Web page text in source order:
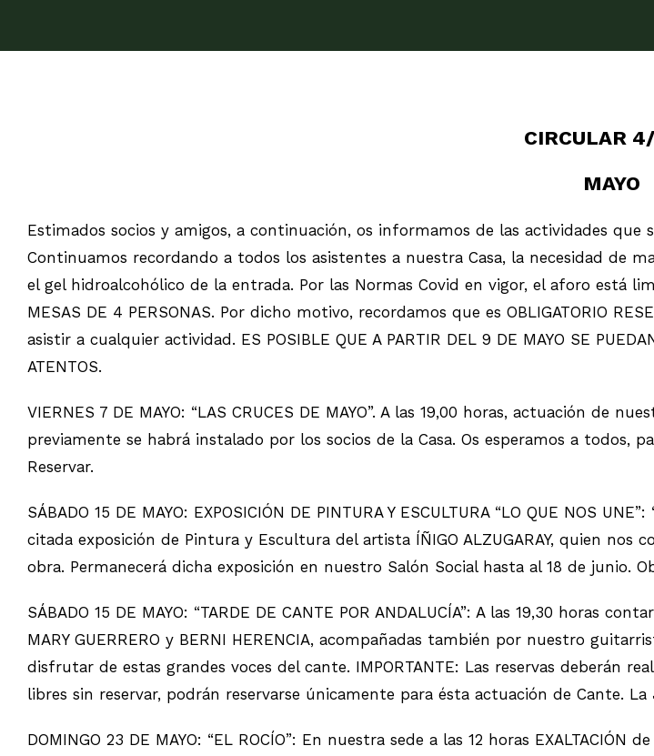
CIRCULAR
MAYO
Estimados socios y amigos, a continuación, os informamos de las actividades que
Continuamos recordando a todos los asistentes a nuestra Casa, la necesidad de
el gel hidroalcohólico de la entrada. Por las Normas Covid en vigor, el aforo está
MESAS DE 4 PERSONAS. Por dicho motivo, recordamos que es OBLIGATORIO
asistir a cualquier actividad. ES POSIBLE QUE A PARTIR DEL 9 DE MAYO SE
ATENTOS.
VIERNES 7 DE MAYO: “LAS CRUCES DE MAYO”. A las 19,00 horas, actuación de
previamente se habrá instalado por los socios de la Casa. Os esperamos a
Reservar.
SÁBADO 15 DE MAYO: EXPOSICIÓN DE PINTURA Y ESCULTURA “LO QUE NOS
citada exposición de Pintura y Escultura del artista ÍÑIGO ALZUGARAY, quien nos
obra. Permanecerá dicha exposición en nuestro Salón Social hasta al 18 de junio.
SÁBADO 15 DE MAYO: “TARDE DE CANTE POR ANDALUCÍA”: A las 19,30 horas
MARY GUERRERO y BERNI HERENCIA, acompañadas también por nuestro
disfrutar de estas grandes voces del cante. IMPORTANTE: Las reservas deberán
libres sin reservar, podrán reservarse únicamente para ésta actuación de Cante.
DOMINGO 23 DE MAYO: “EL ROCÍO”: En nuestra sede a las 12 horas